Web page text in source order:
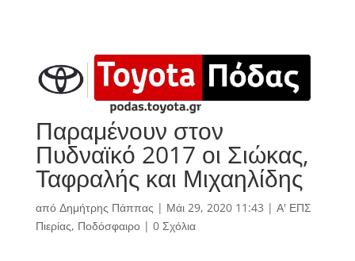
Παραμένουν στον
Πυδναϊκό 2017 οι Σιώκας,
Ταφραλής και Μιχαηλίδης
από Δημήτρης Πάππας | Μάι 29, 2020 11:43 | Α' ΕΠΣ
Πιερίας, Ποδόσφαιρο| 0 Σχόλια